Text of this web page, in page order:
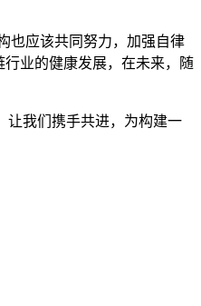
也应该共同努力，加强自律
业的健康发展，在未来，随
让我们携手共进，为构建一